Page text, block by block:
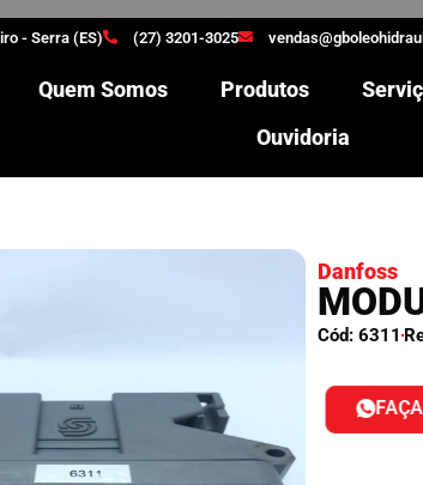
- Serra (ES) (27) 3201-3025
Quem Somos Produtos
Ouvidoria
Danfoss
Cód: 6311